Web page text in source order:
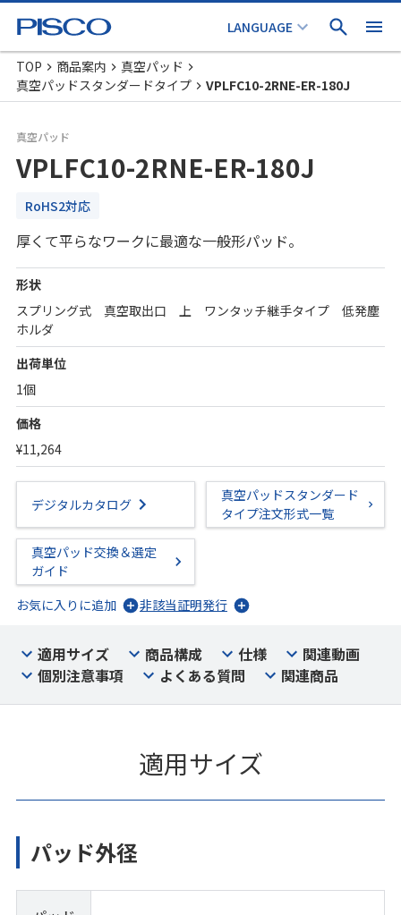
TOP 商品案内
真空パッド
真空パッドスタンダードタイプ
VPLFC10-2RNE-ER-180J
真空パッド
VPLFC10-2RNE-ER-180J
RoHS2対応
厚くて平らなワークに最適な一般形パッド。
形状
スプリング式 真空取出口 上 ワンタッチ継手タイプ 低発塵
ホルダ
出荷単位
1個
価格
¥11,264
デジタルカタログ
真空パッドスタンダード
タイプ注文形式一覧
真空パッド交換＆選定
ガイド
お気に入りに追加
非該当証明発行
適用サイズ 商品構成 仕様
関連動画
個別注意事項
よくある質問 関連商品
適用サイズ
パッド外径